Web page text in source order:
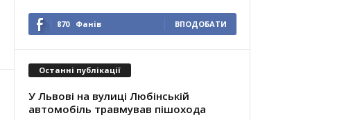
870 Фанів ВПОДОБАТИ
Останні публікації
У Львові на вулиці Любінській
автомобіль травмував пішохода